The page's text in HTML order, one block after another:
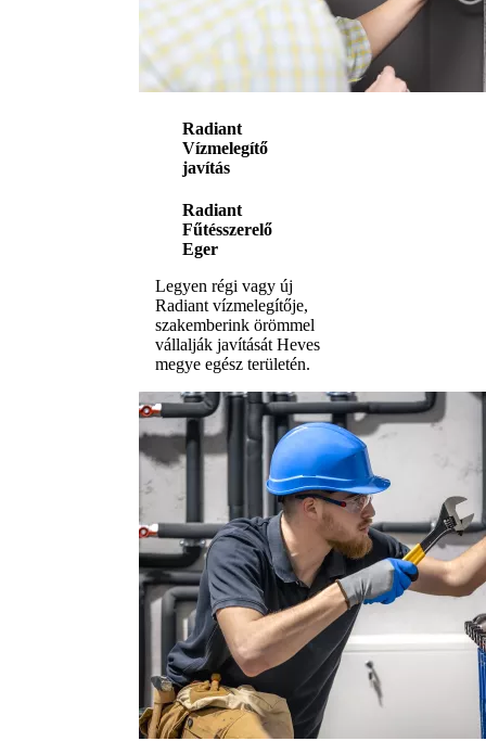
Radiant
Vízmelegítő
javítás
Radiant
Fűtésszerelő
Eger
Legyen régi vagy új
Radiant vízmelegítője,
szakemberink örömmel
vállalják javítását Heves
megye egész területén.